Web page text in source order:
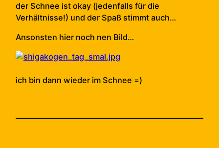
der Schnee ist okay (jedenfalls für die
Verhältnisse!) und der Spaß stimmt auch…
Ansonsten hier noch nen Bild…
ich bin dann wieder im Schnee =)